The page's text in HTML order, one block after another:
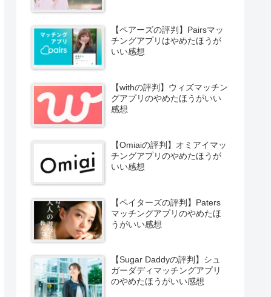
【ペアーズの評判】Pairsマッ
チングアプリはやめたほうが
いい感想
【withの評判】ウィズマッチン
グアプリのやめたほうがいい
感想
【Omiaiの評判】オミアイマッ
チングアプリのやめたほうが
いい感想
【ペイターズの評判】Paters
マッチングアプリのやめたほ
うがいい感想
【Sugar Daddyの評判】シュ
ガーダディマッチングアプリ
のやめたほうがいい感想